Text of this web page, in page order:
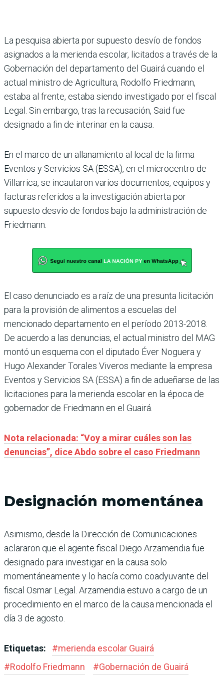
La pesquisa abierta por supuesto desvío de fondos
asignados a la merienda escolar, licitados a través de la
Gobernación del departamento del Guairá cuando el
actual ministro de Agricultura, Rodolfo Friedmann,
estaba al frente, estaba siendo investigado por el fiscal
Legal. Sin embargo, tras la recusación, Said fue
designado a fin de interinar en la causa.
En el marco de un allanamiento al local de la firma
Eventos y Servicios SA (ESSA), en el microcentro de
Villarrica, se incautaron varios documentos, equipos y
facturas referidos a la investigación abierta por
supuesto desvío de fondos bajo la administración de
Friedmann.
El caso denunciado es a raíz de una presunta licitación
para la provisión de alimentos a escuelas del
mencionado departamento en el período 2013-2018.
De acuerdo a las denuncias, el actual ministro del MAG
montó un esquema con el diputado Éver Noguera y
Hugo Alexander Torales Viveros mediante la empresa
Eventos y Servicios SA (ESSA) a fin de adueñarse de las
licitaciones para la merienda escolar en la época de
gobernador de Friedmann en el Guairá.
Nota relacionada: “Voy a mirar cuáles son las
denuncias”, dice Abdo sobre el caso Friedmann
Designación momentánea
Asimismo, desde la Dirección de Comunicaciones
aclararon que el agente fiscal Diego Arzamendia fue
designado para investigar en la causa solo
momentáneamente y lo hacía como coadyuvante del
fiscal Osmar Legal. Arzamendia estuvo a cargo de un
procedimiento en el marco de la causa mencionada el
día 3 de agosto.
Etiquetas: #merienda escolar Guairá
#Rodolfo Friedmann #Gobernación de Guairá